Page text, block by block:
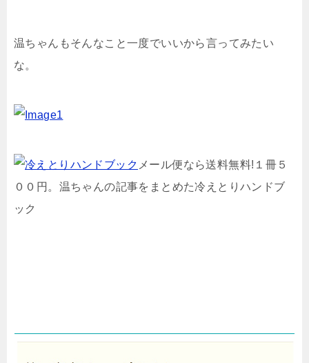
温ちゃんもそんなこと一度でいいから言ってみたい
な。
メール便なら送料無料!１冊５
００円。温ちゃんの記事をまとめた冷えとりハンドブ
ック